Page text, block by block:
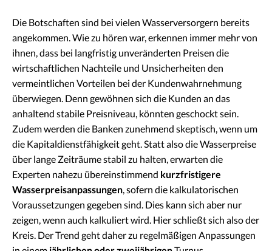
Die Botschaften sind bei vielen Wasserversorgern bereits
angekommen. Wie zu hören war, erkennen immer mehr von
ihnen, dass bei langfristig unveränderten Preisen die
wirtschaftlichen Nachteile und Unsicherheiten den
vermeintlichen Vorteilen bei der Kundenwahrnehmung
überwiegen. Denn gewöhnen sich die Kunden an das
anhaltend stabile Preisniveau, könnten geschockt sein.
Zudem werden die Banken zunehmend skeptisch, wenn um
die Kapitaldienstfähigkeit geht. Statt also die Wasserpreise
über lange Zeiträume stabil zu halten, erwarten die
Experten nahezu übereinstimmend kurzfristigere
Wasserpreisanpassungen, sofern die kalkulatorischen
Voraussetzungen gegeben sind. Dies kann sich aber nur
zeigen, wenn auch kalkuliert wird. Hier schließt sich also der
Kreis. Der Trend geht daher zu regelmäßigen Anpassungen